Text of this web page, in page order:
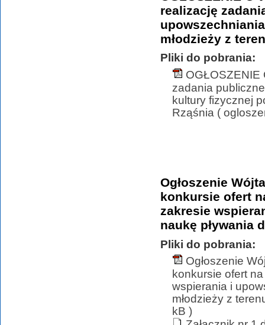
realizację
młodzieży z
Pliki do pobrania:
OGŁOSZENIE
zadania
kultury fizycznej
Rząśnia (
Ogłoszenie
konkursie ofert
zakresie
naukę pływania
Pliki do pobrania:
Ogłoszenie
konkursie ofert
wspierania i
młodzieży z
kB )